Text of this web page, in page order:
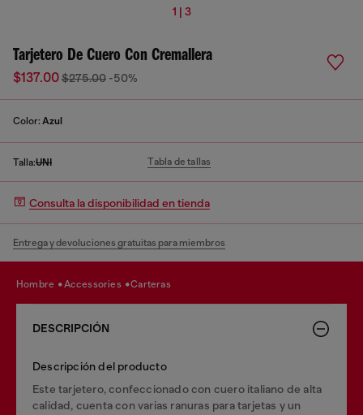
1 | 3
Tarjetero De Cuero Con Cremallera
$137.00$275.00 -50%
Color: Azul
Talla:UNI Tabla de tallas
Consulta la disponibilidad en tienda
Entrega y devoluciones gratuitas para miembros
hombre accessories carteras
DESCRIPCIÓN
Descripción del producto
Este tarjetero, confeccionado con cuero italiano de alta
calidad, cuenta con varias ranuras para tarjetas y un